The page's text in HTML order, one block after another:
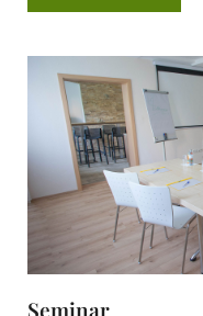
Seminar